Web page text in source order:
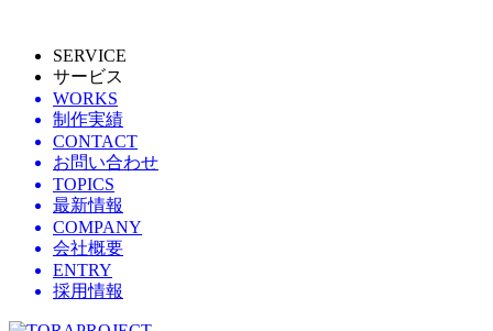
SERVICE
サービス
WORKS
制作実績
CONTACT
お問い合わせ
TOPICS
最新情報
COMPANY
会社概要
ENTRY
採用情報